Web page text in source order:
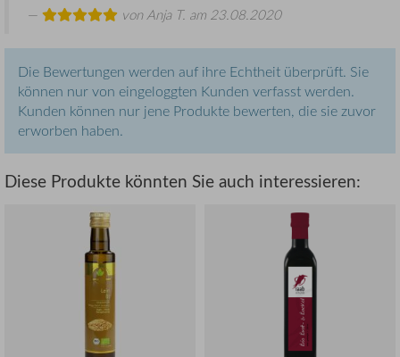
von Anja T. am 23.08.2020
Die Bewertungen werden auf ihre Echtheit überprüft. Sie
können nur von eingeloggten Kunden verfasst werden.
Kunden können nur jene Produkte bewerten, die sie zuvor
erworben haben.
Diese Produkte könnten Sie auch interessieren: